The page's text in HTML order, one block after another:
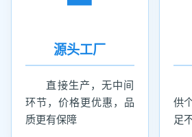
源头工厂
直接生产，无中间
环节，价格更优惠，品
质更有保障
供
足